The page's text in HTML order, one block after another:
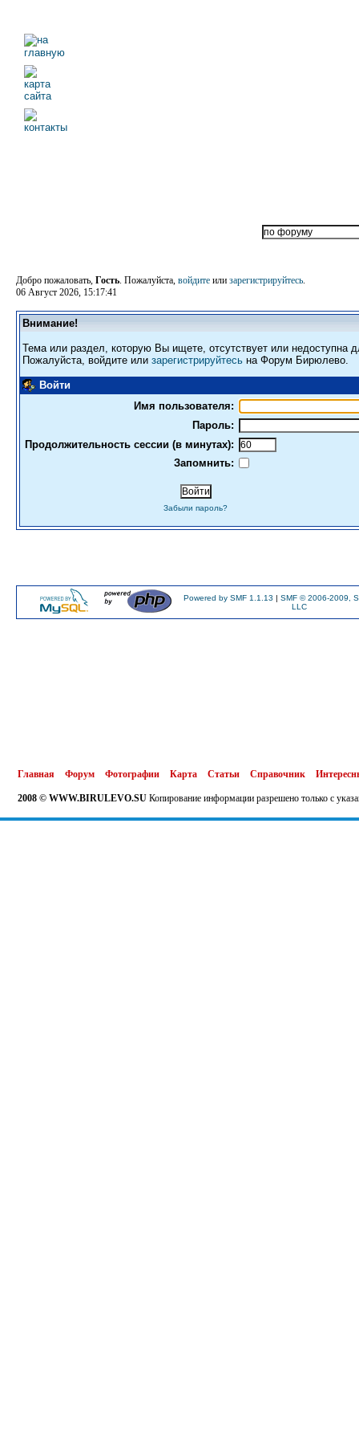
Добро пожаловать, Гость. Пожалуйста, войдите или зарегистрируйтесь.
06 Август 2026, 15:17:41
Внимание!
Тема или раздел, которую Вы ищете, отсутствует или недоступна
Пожалуйста, войдите или зарегистрируйтесь на Форум Бирюлево.
Войти
Имя пользователя:
Пароль:
Продолжительность сессии (в минутах):
Запомнить:
Забыли пароль?
Powered by SMF 1.1.13 | SMF © 2006-2009,
LLC
Главная Форум Фотографии Карта Статьи Справочник
2008 © WWW.BIRULEVO.SU Копирование информации разрешено только с